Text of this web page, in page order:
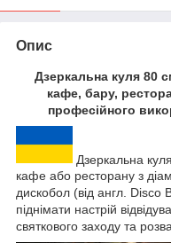
Опис
Дзеркальна куля 80
кафе, бару,
професійного
Дзеркальна
кафе або ресторану з
дискобол (від англ. Disco
піднімати настрій
святкового заходу та